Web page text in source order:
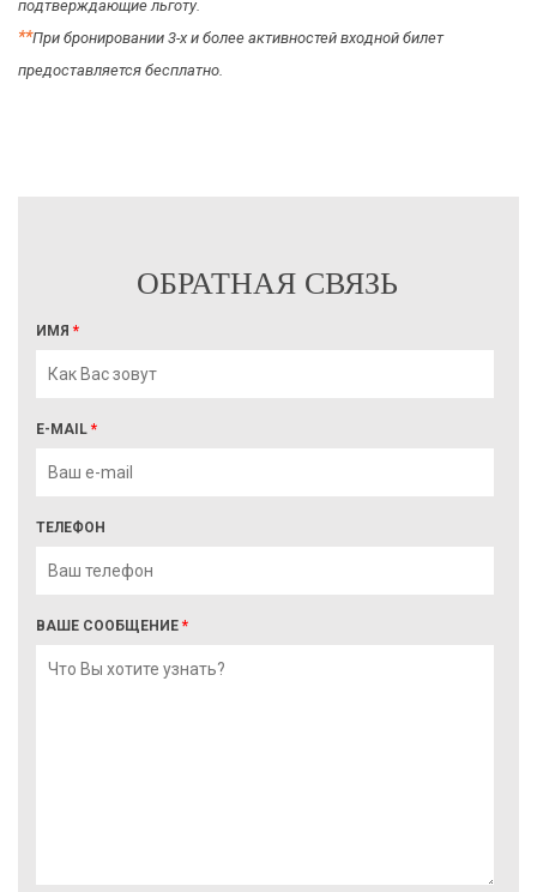
подтверждающие льготу.
**При бронировании 3-х и более активностей входной билет
предоставляется бесплатно.
ОБРАТНАЯ СВЯЗЬ
ИМЯ *
E-MAIL *
ТЕЛЕФОН
ВАШЕ СООБЩЕНИЕ *